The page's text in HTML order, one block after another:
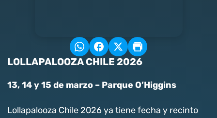
LOLLAPALOOZA CHILE 2026
13, 14 y 15 de marzo – Parque O’Higgins
Lollapalooza Chile 2026 ya tiene fecha y recinto